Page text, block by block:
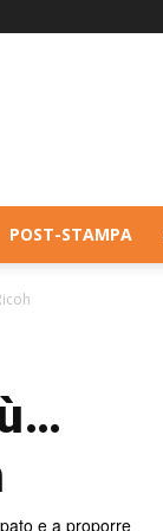
POST-STAMPA
e a proporre